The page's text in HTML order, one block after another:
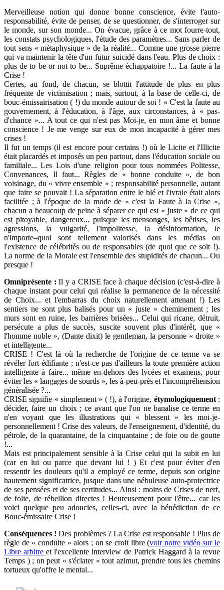
Merveilleuse notion qui donne bonne conscience, évite l'auto-
responsabilité, évite de penser, de se questionner, de s'interroger sur
le monde, sur son monde... On évacue, grâce à ce mot fourre-tout,
les constats psychologiques, l'étude des paramètres... Sans parler de
tout sens « métaphysique » de la réalité... Comme une grosse pierre
qui va maintenir la tête d'un futur suicidé dans l'eau. Plus de choix :
plus de to be or not to be... Suprême échappatoire !... La faute à la
Crise !
Certes, au fond, de chacun, se blottit l'attitude de plus en plus
fréquente de victimisation ; mais, surtout, à la base de celle-ci, de
bouc-émissairisation ( !) du monde autour de soi ! « C'est la faute au
gouvernement, à l'éducation, à l'âge, aux circonstances, à « pas-
d'chance »... A tout ce qui n'est pas Moi-je, en mon âme et bonne
conscience ! Je me venge sur eux de mon incapacité à gérer mes
crises !
Il fut un temps (il est encore pour certains !) où le Licite et l'Illicite
était placardés et imposés un peu partout, dans l'éducation sociale ou
familiale... Les Lois d'une religion pour tous nommées Politesse,
Convenances, Il faut... Règles de « bonne conduite », de bon
voisinage, du « vivre ensemble » ; responsabilité personnelle, autant
que faire se pouvait ! La séparation entre le blé et l'ivraie était alors
facilitée ; à l'époque de la mode de « c'est la Faute à la Crise »,
chacun a beaucoup de peine à séparer ce qui est « juste » de ce qui
est pitoyable, dangereux... puisque les mensonges, les bêtises, les
agressions, la vulgarité, l'impolitesse, la désinformation, le
n'importe–quoi sont tellement valorisés dans les médias ou
l'existence de célébrités ou de responsables (de quoi que ce soit !).
La norme de la Morale est l'ensemble des stupidités de chacun... Ou
presque !
Omniprésente :Il y a CRISE face à chaque décision (c'est-à-dire à
chaque instant pour celui qui réalise la permanence de la nécessité
de Choix... et l'embarras du choix naturellement attenant !) Les
sentiers ne sont plus balisés pour un « juste » cheminement ; les
murs sont en ruine, les barrières brisées... Celui qui ricane, détruit,
persécute a plus de succès, suscite souvent plus d'intérêt, que «
l'homme noble », (Dante dixit) le gentleman, la personne « droite »
et intelligente...
CRISE ! C'est là où la recherche de l'origine de ce terme va se
révéler fort édifiante ; n'est-ce pas d'ailleurs la toute première action
intelligente à faire... même en-dehors des lycées et examens, pour
éviter les « langages de sourds », les à-peu-près et l'incompréhension
généralisée ?...
CRISE signifie « simplement » ( !), à l'origine, étymologiquement:
décider, faire un choix ; ce avant que l'on ne banalise ce terme en
n'en voyant que les illustrations qui « blessent » les moi-je-
personnellement ! Crise des valeurs, de l'enseignement, d'identité, du
pétrole, de la quarantaine, de la cinquantaine ; de foie ou de goutte
!...
Mais est principalement sensible à la Crise celui qui la subit en lui
(car en lui ou parce que devant lui ! ) Et c'est pour éviter d'en
ressentir les douleurs qu'il a employé ce terme, depuis son origine
hautement significatrice, jusque dans une nébuleuse auto-protectrice
de ses pensées et de ses certitudes... Ainsi : moins de Crises de nerf,
de folie, de rébellion directes ! Heureusement pour l'être... car les
voici quelque peu adoucies, celles-ci, avec la bénédiction de ce
Bouc-émissaire Crise !
Conséquences !Des problèmes ? La Crise est responsable ! Plus de
règle de « conduite » alors ; on se croit libre (voir notre vidéo sur le
Libre arbitreet l'excellente interview de Patrick Haggard à la revue
Temps ) ; on peut « s'éclater » tout azimut, prendre tous les chemins
tortueux qu'offre le mental...